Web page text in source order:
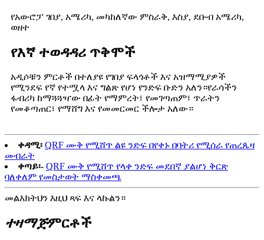
የአውሮፓ ገበያ, አሜሪካ, መካከለኛው ምስራቅ, እስያ, ደቡብ አሜሪካ,
ወዘተ
የእኛ ተወዳዳሪ ጥቅሞች
አዲሶቹን ምርቶች በተለያዩ የገበያ ፍላጎቶች እና አዝማሚያዎች
የሚንደፍ የኛ የተሟላ እና ግልጽ የሆነ የንድፍ ቡድን አለን።የራሳችን
ፋብሪካ ከማጓጓዣው በፊት የማምረት፣ የመገጣጠም፣ ጥራትን
የመቆጣጠር፣ የማሸግ እና የመመርመር ችሎታ አለው።
ቀዳሚ፡ QRF ሙቅ የሚሸጥ ልዩ ንድፍ በየቀኑ በባትሪ የሚሰራ የጠረጴዛ
መብራት
ቀጣይ፡- QRF ሙቅ የሚሸጥ የላቀ ንድፍ መደበኛ ያልሆነ ቅርጽ
ባለቀለም የመስታወት ማስቀመጫ
መልእክትህን እዚህ ጻፍ እና ላኩልን።
ተዛማጅምርቶች